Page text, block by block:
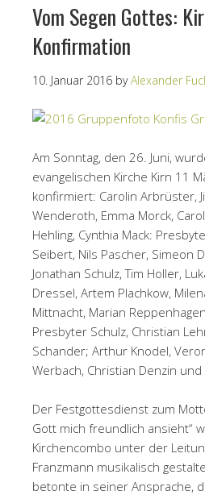
Vom Segen Gottes:
Konfirmation
10. Januar 2016 byAlexander
Am Sonntag, den 26. Juni,
evangelischen Kirche Kirn 11
konfirmiert: Carolin Arbrüster,
Wenderoth, Emma Morck,
Hehling, Cynthia Mack:
Seibert, Nils Pascher, Simeon
Jonathan Schulz, Tim Holler,
Dressel, Artem Plachkow,
Mittnacht, Marian
Presbyter Schulz, Christian
Schander; Arthur Knodel,
Werbach, Christian Denzin
Der Festgottesdienst zum
Gott mich freundlich ansieht“
Kirchencombo unter der
Franzmann musikalisch
betonte in seiner Ansprache,